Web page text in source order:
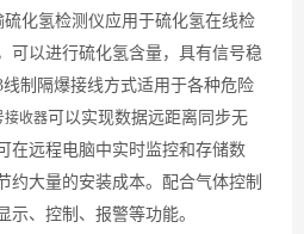
硫化氢检测仪应用于硫化氢在线检
可以进行硫化氢含量，具有信号稳
制隔爆接线方式适用于各种危险
接收器可以实现数据远距离同步无
在远程电脑中实时监控和存储数
约大量的安装成本。配合气体控制
示、控制、报警等功能。